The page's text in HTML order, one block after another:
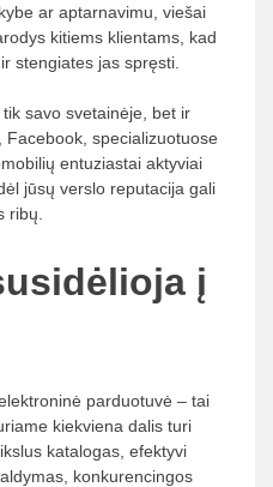
ar aptarnavimu, viešai
kitiems klientams, kad
stengiates jas spręsti.
savo svetainėje, bet ir
specializuotuose
entuziastai aktyviai
jūsų verslo reputacija gali
ribų.
į
parduotuvė – tai
kiekviena dalis turi
katalogas, efektyvi
konkurencingos